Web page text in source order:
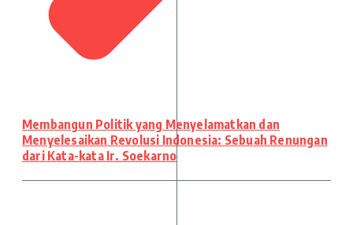
Membangun Politik yang Menyelamatkan dan
Menyelesaikan Revolusi Indonesia: Sebuah Renungan
dari Kata-kata Ir. Soekarno